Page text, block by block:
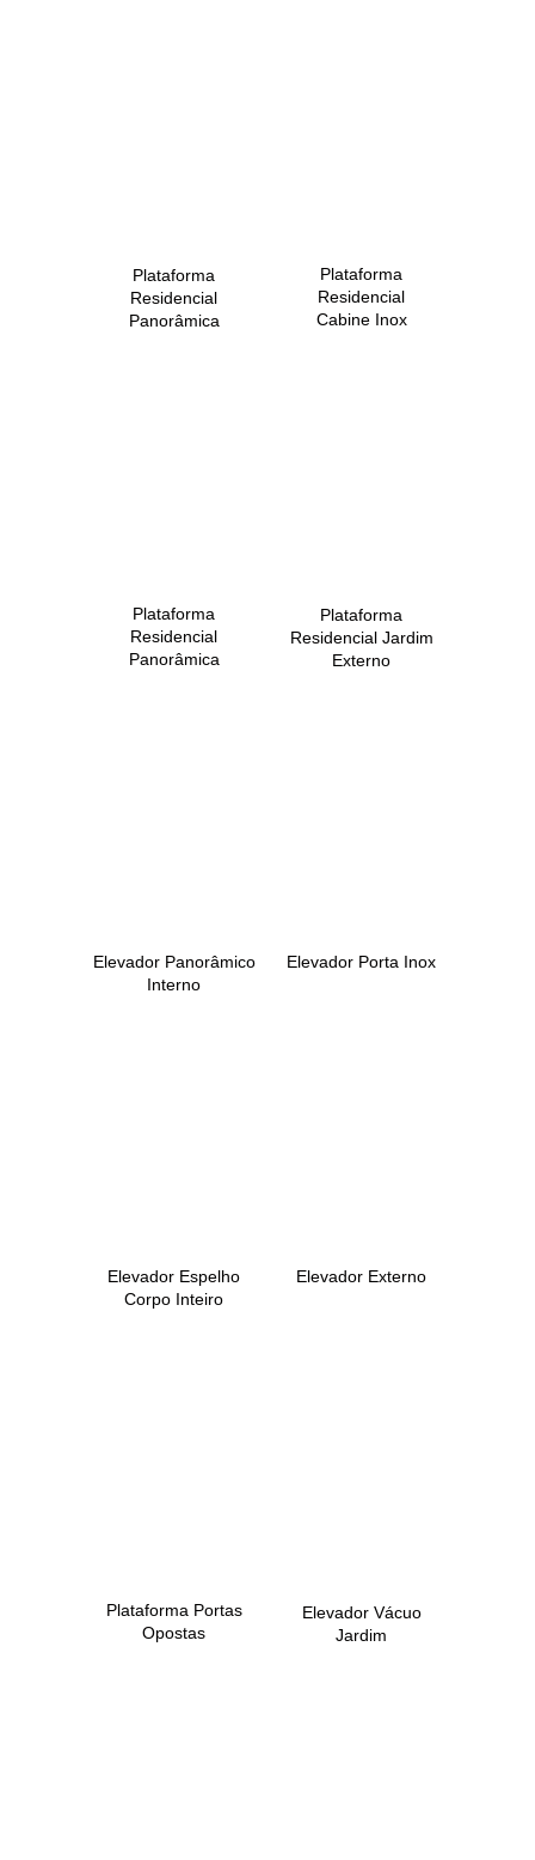
Plataforma
Residencial
Panorâmica
Plataforma
Residencial
Cabine Inox
Plataforma
Residencial
Panorâmica
Plataforma
Residencial Jardim
Externo
Elevador Panorâmico
Interno
Elevador Porta Inox
Elevador Espelho
Corpo Inteiro
Elevador Externo
Plataforma Portas
Opostas
Elevador Vácuo
Jardim